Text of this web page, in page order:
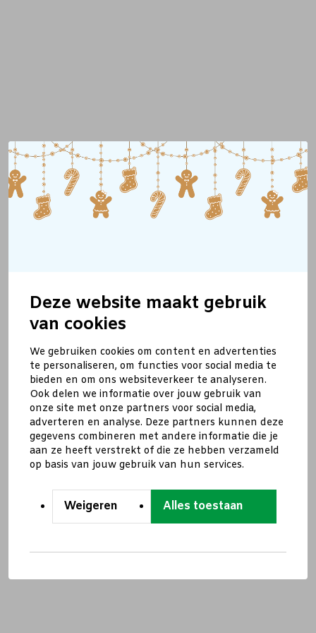
Deze website maakt gebruik
van cookies
We gebruiken cookies om content en advertenties
te personaliseren, om functies voor social media te
bieden en om ons websiteverkeer te analyseren.
Ook delen we informatie over jouw gebruik van
onze site met onze partners voor social media,
adverteren en analyse. Deze partners kunnen deze
gegevens combineren met andere informatie die je
aan ze heeft verstrekt of die ze hebben verzameld
op basis van jouw gebruik van hun services.
Weigeren Alles toestaan